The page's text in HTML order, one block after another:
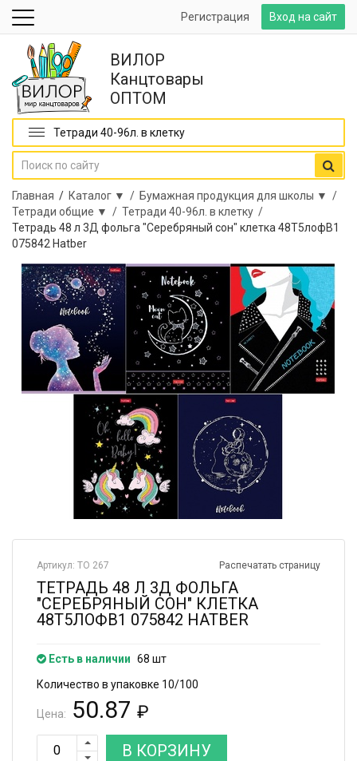
Вход на сайт
Регистрация
ВИЛОР
Канцтовары
ОПТОМ
Тетради 40-96л. в клетку
Главная / Каталог ▼ / Бумажная продукция для школы ▼ /
Тетради общие ▼ / Тетради 40-96л. в клетку /
Тетрадь 48 л 3Д фольга "Серебряный сон" клетка 48Т5лофВ1
075842 Hatber
Распечатать страницу
Артикул: ТО 267
ТЕТРАДЬ 48 Л 3Д ФОЛЬГА
"СЕРЕБРЯНЫЙ СОН" КЛЕТКА
48Т5ЛОФВ1 075842 HATBER
Есть в наличии 68 шт
Количество в упаковке 10/100
Цена: 50.87 ₽
В КОРЗИНУ